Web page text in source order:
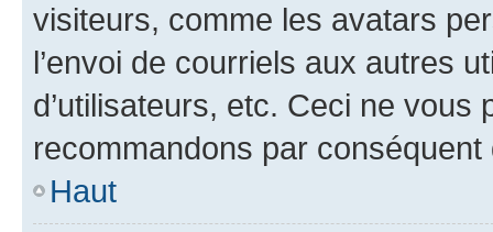
visiteurs, comme les avatars
l’envoi de courriels aux autres
d’utilisateurs, etc. Ceci ne vous
recommandons par conséquent
Haut